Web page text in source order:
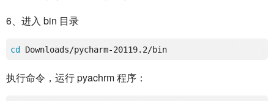
6、进入 bin 目录
cd Downloads/pycharm-20119.2/bin
执行命令，运行 pyachrm 程序：